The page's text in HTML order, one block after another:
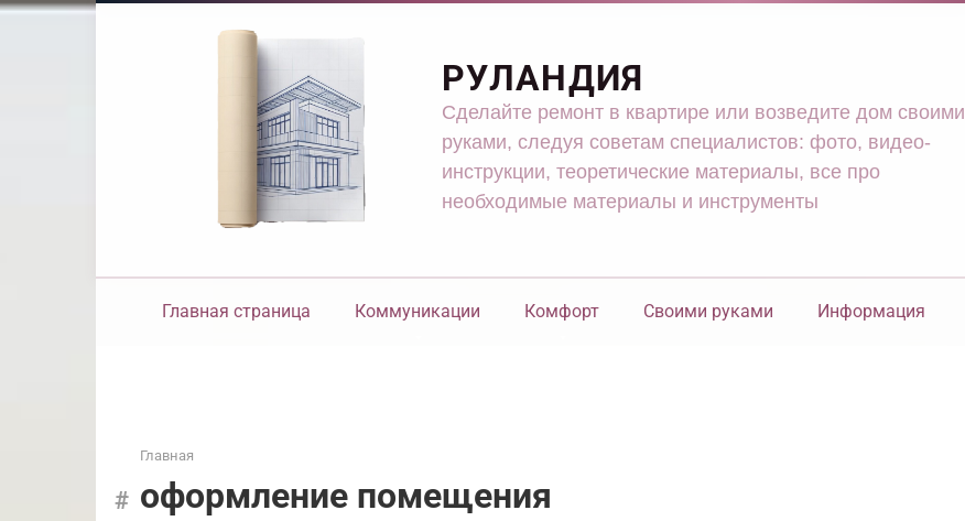
Перейти
РУЛАНДИЯ
Сделайте ремонт в квартире или возведите дом своими
руками, следуя советам специалистов: фото, видео-
инструкции, теоретические материалы, все про
необходимые материалы и инструменты
Главная страница Коммуникации Комфорт Своими руками Информация
Главная
оформление помещения